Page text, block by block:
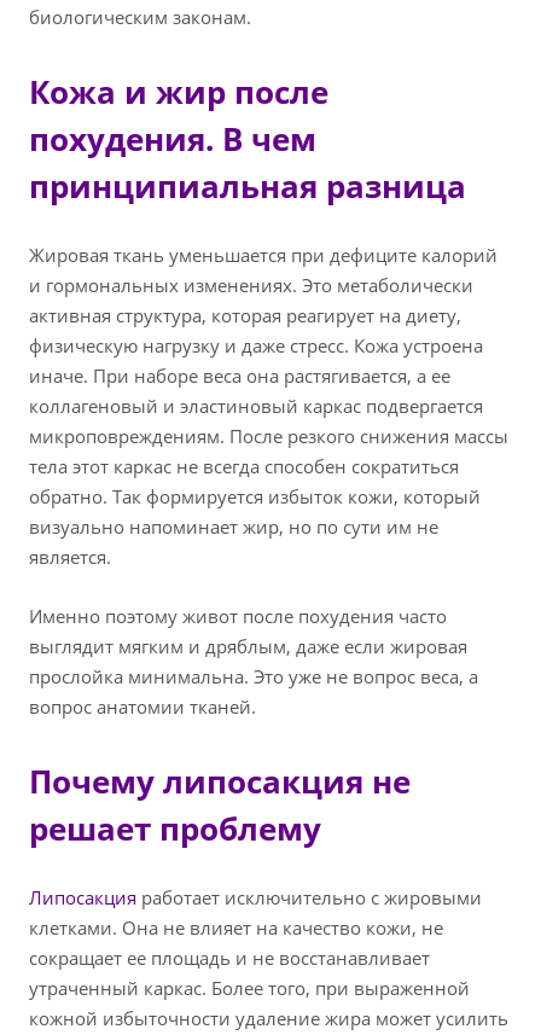
биологическим законам.
Кожа и жир после
похудения. В чем
принципиальная разница
Жировая ткань уменьшается при дефиците калорий
и гормональных изменениях. Это метаболически
активная структура, которая реагирует на диету,
физическую нагрузку и даже стресс. Кожа устроена
иначе. При наборе веса она растягивается, а ее
коллагеновый и эластиновый каркас подвергается
микроповреждениям. После резкого снижения массы
тела этот каркас не всегда способен сократиться
обратно. Так формируется избыток кожи, который
визуально напоминает жир, но по сути им не
является.
Именно поэтому живот после похудения часто
выглядит мягким и дряблым, даже если жировая
прослойка минимальна. Это уже не вопрос веса, а
вопрос анатомии тканей.
Почему липосакция не
решает проблему
Липосакция работает исключительно с жировыми
клетками. Она не влияет на качество кожи, не
сокращает ее площадь и не восстанавливает
утраченный каркас. Более того, при выраженной
кожной избыточности удаление жира может усилить